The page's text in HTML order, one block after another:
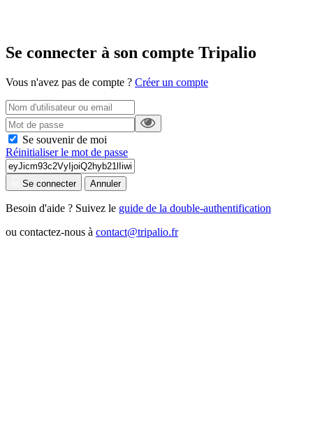
Se connecter à son compte Tripalio
Vous n'avez pas de compte ? Créer un compte
Se souvenir de moi
Réinitialiser le mot de passe
Se connecter Annuler
Besoin d'aide ? Suivez le guide de la double-authentification
ou contactez-nous à contact@tripalio.fr